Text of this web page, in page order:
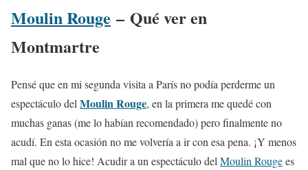
Moulin Rouge – Qué ver en
Montmartre
Pensé que en mi segunda visita a París no podía perderme un
espectáculo del Moulin Rouge, en la primera me quedé con
muchas ganas (me lo habían recomendado) pero finalmente no
acudí. En esta ocasión no me volvería a ir con esa pena. ¡Y menos
mal que no lo hice! Acudir a un espectáculo del Moulin Rougees